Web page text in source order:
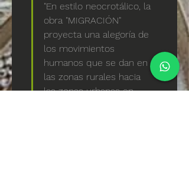
"En estilo neocrotálico, la
obra "MIGRACIÓN"
proyecta una alegoría de
los movimientos
humanos que se dan en
las zonas rurales hacia
las zonas urbanas en